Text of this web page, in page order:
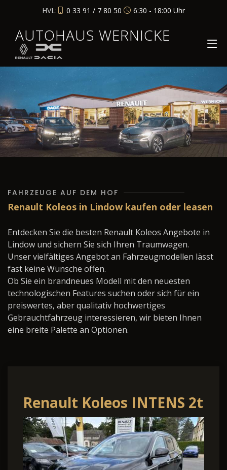
HVL: 0 33 91 / 7 80 50 6:30 - 18:00 Uhr
AUTOHAUS WERNICKE
FAHRZEUGE AUF DEM HOF
Renault Koleos in Lindow kaufen oder leasen
Entdecken Sie die besten Renault Koleos Angebote in
Lindow und sichern Sie sich Ihren Traumwagen.
Unser vielfältiges Angebot an Fahrzeugmodellen lässt
fast keine Wünsche offen.
Ob Sie ein brandneues Modell mit den neuesten
technologischen Features suchen oder sich für ein
preiswertes, aber qualitativ hochwertiges
Gebrauchtfahrzeug interessieren, wir bieten Ihnen
eine breite Palette an Optionen.
Renault Koleos INTENS 2t
Anhängelast